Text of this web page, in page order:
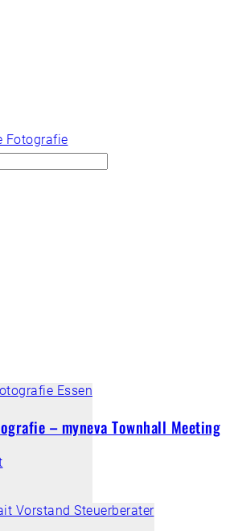
– myneva Townhall Meeting